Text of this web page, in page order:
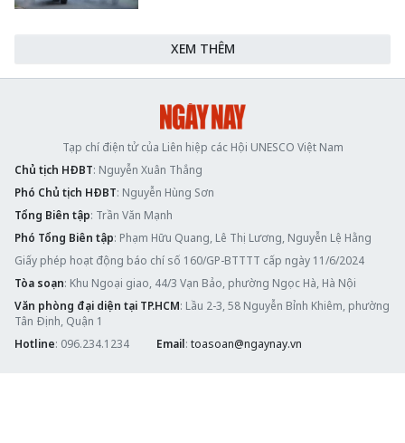
XEM THÊM
Tạp chí điện tử của Liên hiệp các Hội UNESCO Việt Nam
Chủ tịch HĐBT: Nguyễn Xuân Thắng
Phó Chủ tịch HĐBT: Nguyễn Hùng Sơn
Tổng Biên tập: Trần Văn Mạnh
Phó Tổng Biên tập: Phạm Hữu Quang, Lê Thị Lương, Nguyễn Lệ Hằng
Giấy phép hoạt động báo chí số 160/GP-BTTTT cấp ngày 11/6/2024
Tòa soạn: Khu Ngoại giao, 44/3 Vạn Bảo, phường Ngọc Hà, Hà Nội
Văn phòng đại diện tại TP.HCM: Lầu 2-3, 58 Nguyễn Bỉnh Khiêm, phường
Tân Định, Quận 1
Hotline: 096.234.1234 Email: toasoan@ngaynay.vn